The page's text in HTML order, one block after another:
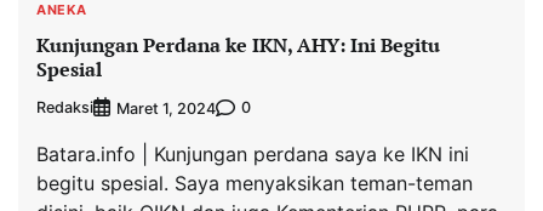
ANEKA
Kunjungan Perdana ke IKN, AHY: Ini Begitu
Spesial
Redaksi Maret 1, 2024 0
Batara.info | Kunjungan perdana saya ke IKN ini
begitu spesial. Saya menyaksikan teman-teman